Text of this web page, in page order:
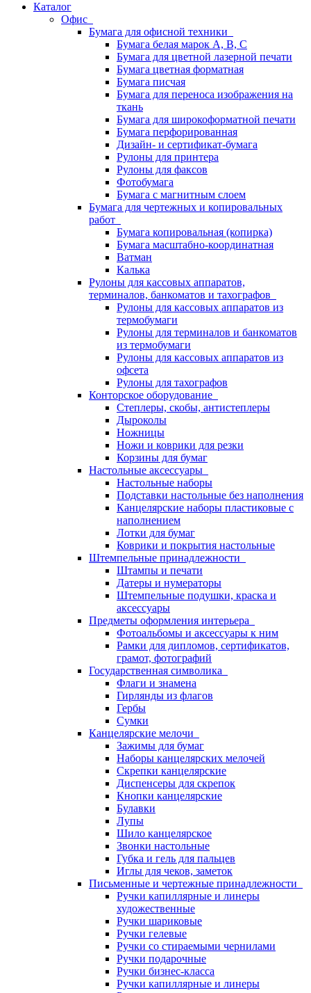
Каталог
Офис
Бумага для офисной техники
Бумага белая марок А, В, С
Бумага для цветной лазерной печати
Бумага цветная форматная
Бумага писчая
Бумага для переноса изображения на
ткань
Бумага для широкоформатной печати
Бумага перфорированная
Дизайн- и сертификат-бумага
Рулоны для принтера
Рулоны для факсов
Фотобумага
Бумага с магнитным слоем
Бумага для чертежных и копировальных
работ
Бумага копировальная (копирка)
Бумага масштабно-координатная
Ватман
Калька
Рулоны для кассовых аппаратов,
терминалов, банкоматов и тахографов
Рулоны для кассовых аппаратов из
термобумаги
Рулоны для терминалов и банкоматов
из термобумаги
Рулоны для кассовых аппаратов из
офсета
Рулоны для тахографов
Конторское оборудование
Степлеры, скобы, антистеплеры
Дыроколы
Ножницы
Ножи и коврики для резки
Корзины для бумаг
Настольные аксессуары
Настольные наборы
Подставки настольные без наполнения
Канцелярские наборы пластиковые с
наполнением
Лотки для бумаг
Коврики и покрытия настольные
Штемпельные принадлежности
Штампы и печати
Датеры и нумераторы
Штемпельные подушки, краска и
аксессуары
Предметы оформления интерьера
Фотоальбомы и аксессуары к ним
Рамки для дипломов, сертификатов,
грамот, фотографий
Государственная символика
Флаги и знамена
Гирлянды из флагов
Гербы
Сумки
Канцелярские мелочи
Зажимы для бумаг
Наборы канцелярских мелочей
Скрепки канцелярские
Диспенсеры для скрепок
Кнопки канцелярские
Булавки
Лупы
Шило канцелярское
Звонки настольные
Губка и гель для пальцев
Иглы для чеков, заметок
Письменные и чертежные принадлежности
Ручки капиллярные и линеры
художественные
Ручки шариковые
Ручки гелевые
Ручки со стираемыми чернилами
Ручки подарочные
Ручки бизнес-класса
Ручки капиллярные и линеры